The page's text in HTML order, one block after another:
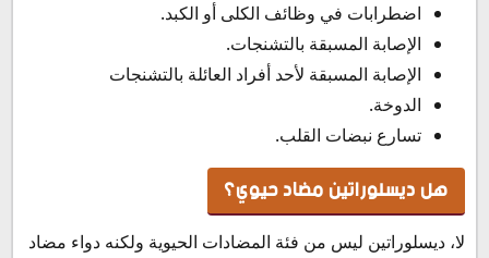
اضطرابات في وظائف الكلى أو الكبد.
الإصابة المسبقة بالتشنجات.
الإصابة المسبقة لأحد أفراد العائلة بالتشنجات
الدوخة.
تسارع نبضات القلب.
هل ديسلوراتين مضاد حيوي؟
لا، ديسلوراتين ليس من فئة المضادات الحيوية ولكنه دواء مضاد